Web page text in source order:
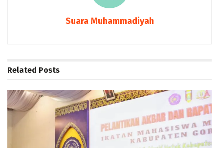
Suara Muhammadiyah
Related Posts